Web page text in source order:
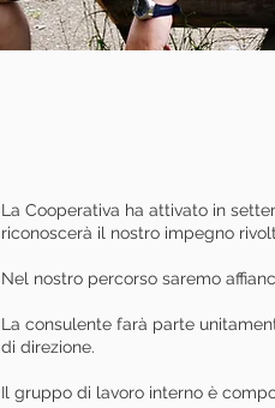
La Cooperativa ha attivato in
riconoscerà il nostro impegno
Nel nostro percorso saremo
La consulente farà parte
di direzione.
Il gruppo di lavoro interno è